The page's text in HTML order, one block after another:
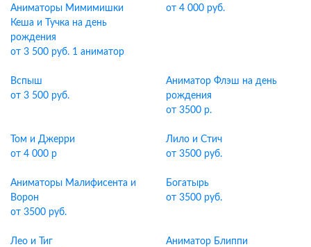
Аниматоры Мимимишки
Кеша и Тучка на день
рождения
от 3 500 руб. 1 аниматор
от 4 000 руб.
Вспыш
от 3 500 руб.
Аниматор Флэш на день
рождения
от 3500 р.
Том и Джерри
от 4 000 р
Лило и Стич
от 3500 руб.
Аниматоры Малифисента и
Ворон
от 3500 руб.
Богатырь
от 3500 руб.
Лео и Тиг
Аниматор Блиппи